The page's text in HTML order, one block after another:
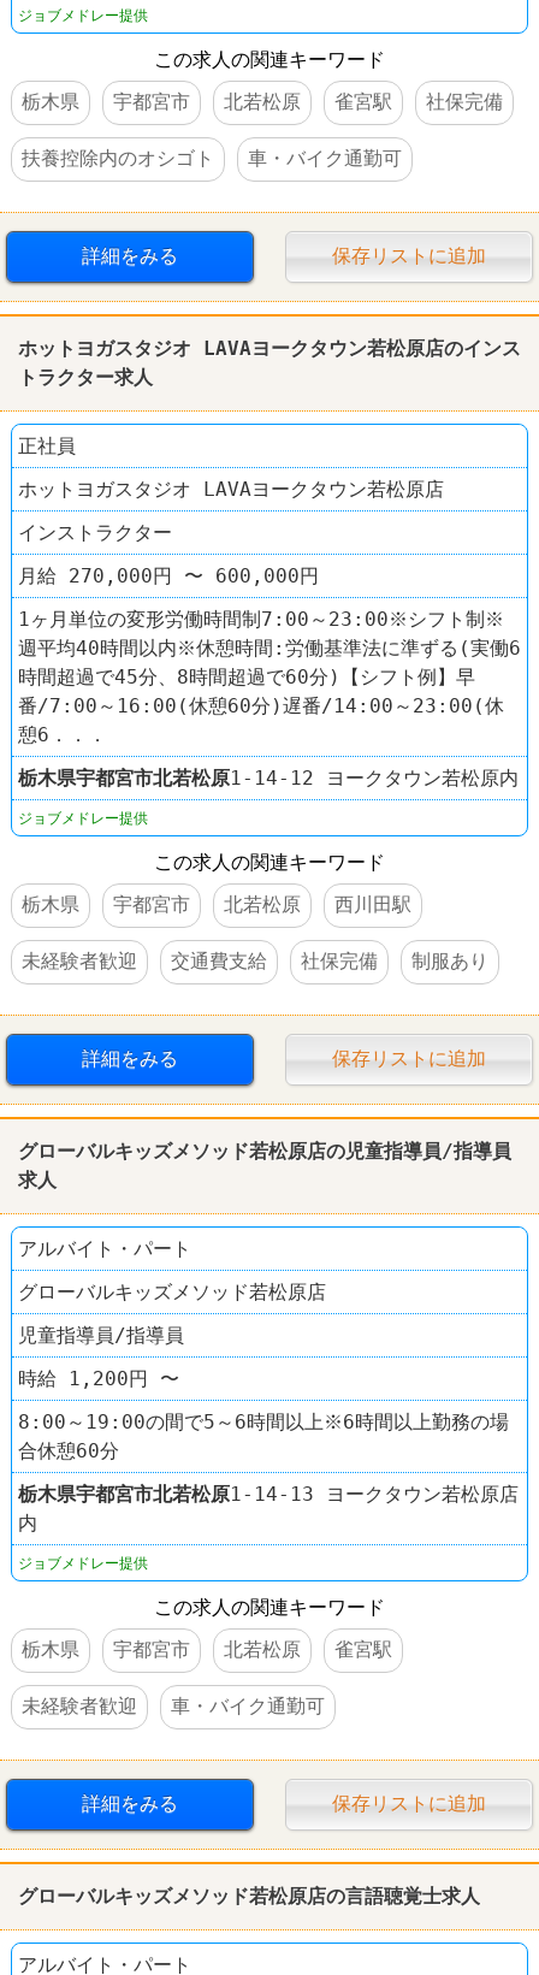
ジョブメドレー提供
この求人の関連キーワード
栃木県
宇都宮市 北若松原 雀宮駅 社保完備
扶養控除内のオシゴト 車・バイク通勤可
詳細をみる 保存リストに追加
ホットヨガスタジオ LAVAヨークタウン若松原店のインス
トラクター求人
正社員
ホットヨガスタジオ LAVAヨークタウン若松原店
インストラクター
月給 270,000円 〜 600,000円
1ヶ月単位の変形労働時間制7:00～23:00※シフト制※
週平均40時間以内※休憩時間:労働基準法に準ずる(実働6
時間超過で45分、8時間超過で60分)【シフト例】早
番/7:00～16:00(休憩60分)遅番/14:00～23:00(休
憩6．．．
栃木県宇都宮市北若松原1-14-12 ヨークタウン若松原内
ジョブメドレー提供
この求人の関連キーワード
栃木県
宇都宮市 北若松原 西川田駅
未経験者歓迎 交通費支給 社保完備 制服あり
詳細をみる 保存リストに追加
グローバルキッズメソッド若松原店の児童指導員/指導員
求人
アルバイト・パート
グローバルキッズメソッド若松原店
児童指導員/指導員
時給 1,200円 〜
8:00～19:00の間で5～6時間以上※6時間以上勤務の場
合休憩60分
栃木県宇都宮市北若松原1-14-13 ヨークタウン若松原店
内
ジョブメドレー提供
この求人の関連キーワード
栃木県
宇都宮市 北若松原 雀宮駅
未経験者歓迎 車・バイク通勤可
詳細をみる 保存リストに追加
グローバルキッズメソッド若松原店の言語聴覚士求人
アルバイト・パート